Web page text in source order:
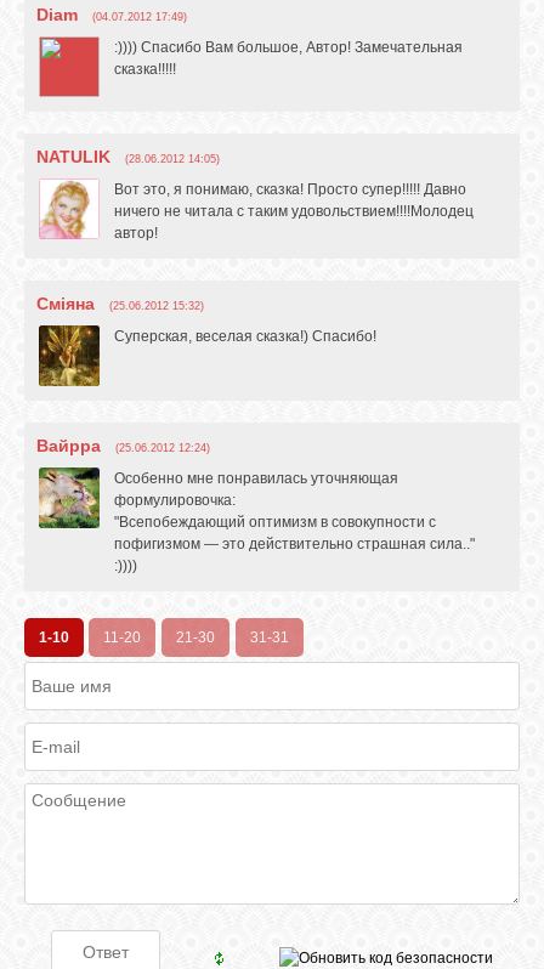
Diam (04.07.2012 17:49)
:)))) Спасибо Вам большое, Автор! Замечательная
сказка!!!!!
NATULIK (28.06.2012 14:05)
Вот это, я понимаю, сказка! Просто супер!!!!! Давно
ничего не читала с таким удовольствием!!!!Молодец
автор!
Сміяна (25.06.2012 15:32)
Суперская, веселая сказка!) Спасибо!
Вайрра (25.06.2012 12:24)
Особенно мне понравилась уточняющая
формулировочка:
"Всепобеждающий оптимизм в совокупности с
пофигизмом — это действительно страшная сила.."
:))))
1-10 11-20 21-30 31-31